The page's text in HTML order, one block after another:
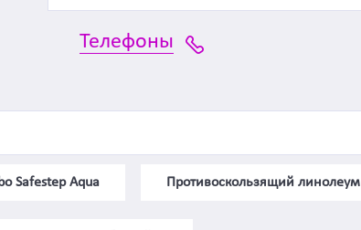
Телефоны
Safestep Aqua Противоскользящий линолеум